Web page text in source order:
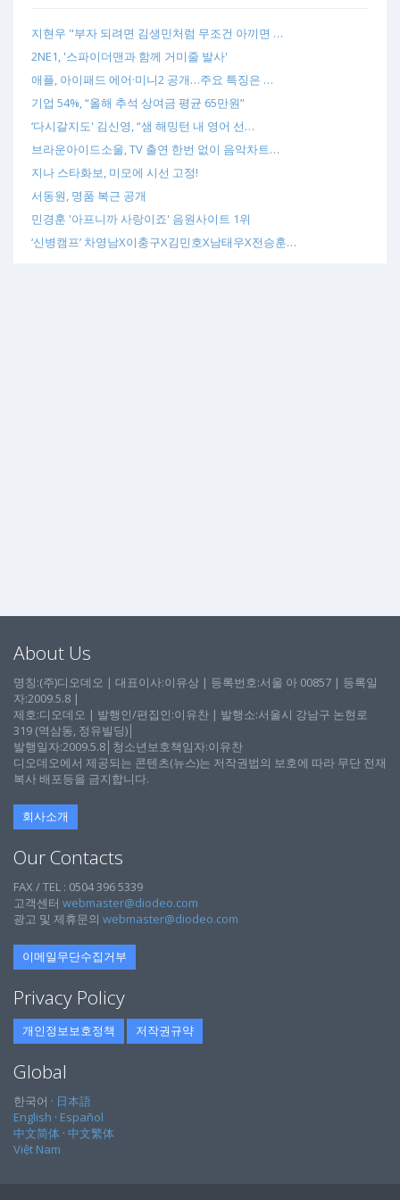
지현우 "부자 되려면 김생민처럼 무조건 아끼면 …
2NE1, '스파이더맨과 함께 거미줄 발사'
애플, 아이패드 에어·미니2 공개…주요 특징은 …
기업 54%, “올해 추석 상여금 평균 65만원”
‘다시갈지도' 김신영, “샘 해밍턴 내 영어 선…
브라운아이드소울, TV 출연 한번 없이 음악차트…
지나 스타화보, 미모에 시선 고정!
서동원, 명품 복근 공개
민경훈 '아프니까 사랑이죠' 음원사이트 1위
‘신병캠프’ 차영남X이충구X김민호X남태우X전승훈…
About Us
명칭:(주)디오데오 | 대표이사:이유상 | 등록번호:서울 아 00857 | 등록일
자:2009.5.8 |
제호:디오데오 | 발행인/편집인:이유찬 | 발행소:서울시 강남구 논현로
319 (역삼동, 정유빌딩)│
발행일자:2009.5.8│청소년보호책임자:이유찬
디오데오에서 제공되는 콘텐츠(뉴스)는 저작권법의 보호에 따라 무단 전재
복사 배포등을 금지합니다.
회사소개
Our Contacts
FAX / TEL : 0504 396 5339
고객센터 webmaster@diodeo.com
광고 및 제휴문의 webmaster@diodeo.com
이메일무단수집거부
Privacy Policy
개인정보보호정책 저작권규약
Global
한국어 · 日本語
English · Español
中文简体 · 中文繁体
Việt Nam